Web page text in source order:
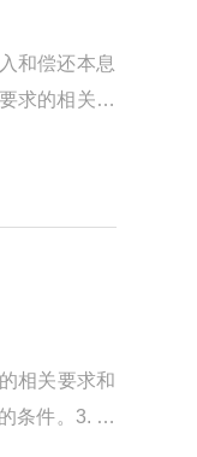
和偿还本息
求的相关文
相关要求和
条件。3. 进